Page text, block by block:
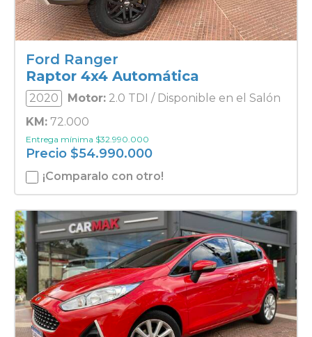
Ford Ranger
Raptor 4x4 Automática
2020 Motor: 2.0 TDI / Disponible en el Salón
KM: 72.000
Entrega mínima $32.990.000
Precio $54.990.000
¡Comparalo con otro!